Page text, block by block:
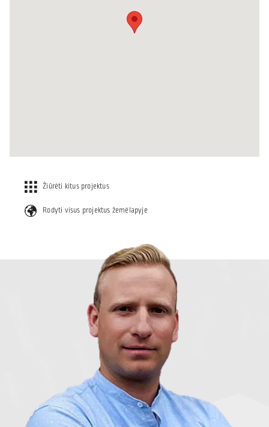
Žiūrėti kitus projektus
Rodyti visus projektus žemėlapyje